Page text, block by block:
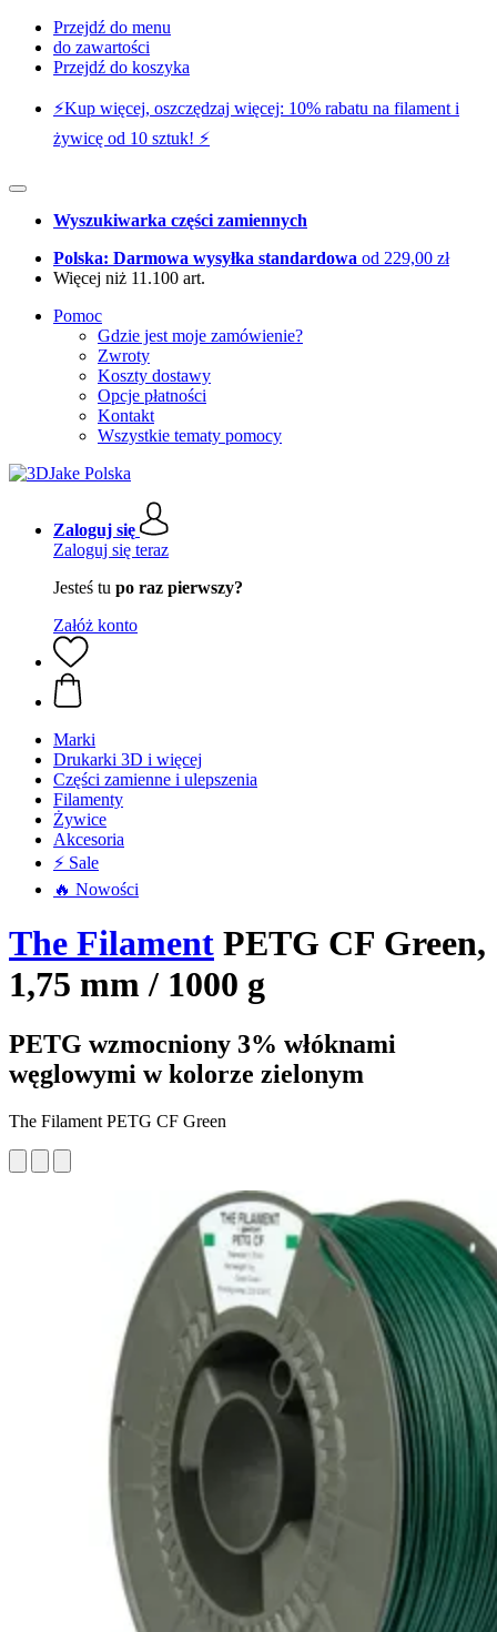
Przejdź do menu
do zawartości
Przejdź do koszyka
⚡️Kup więcej, oszczędzaj więcej: 10% rabatu na filament i
żywicę od 10 sztuk! ⚡️
Wyszukiwarka części zamiennych
Polska: Darmowa wysyłka standardowa od 229,00 zł
Więcej niż 11.100 art.
Pomoc
Gdzie jest moje zamówienie?
Zwroty
Koszty dostawy
Opcje płatności
Kontakt
Wszystkie tematy pomocy
Zaloguj się
Zaloguj się teraz
Jesteś tu po raz pierwszy?
Załóż konto
Marki
Drukarki 3D i więcej
Części zamienne i ulepszenia
Filamenty
Żywice
Akcesoria
⚡ Sale
🔥 Nowości
The Filament PETG CF Green,
1,75 mm / 1000 g
PETG wzmocniony 3% włóknami
węglowymi w kolorze zielonym
The Filament PETG CF Green